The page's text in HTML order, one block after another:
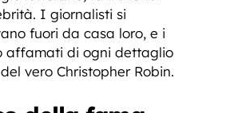
I giornalisti si
fuori da casa loro, e i
affamati di ogni dettaglio
vero Christopher Robin.